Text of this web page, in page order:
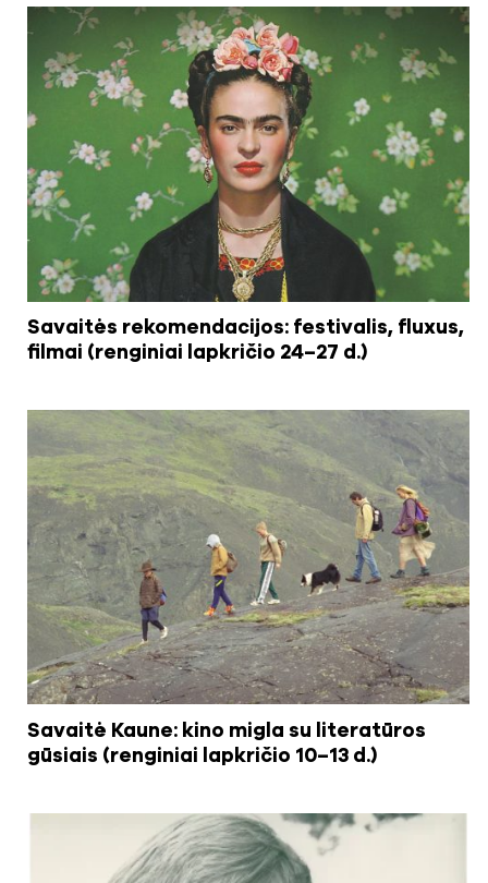
Savaitės rekomendacijos: festivalis, fluxus,
filmai (renginiai lapkričio 24–27 d.)
Savaitė Kaune: kino migla su literatūros
gūsiais (renginiai lapkričio 10–13 d.)